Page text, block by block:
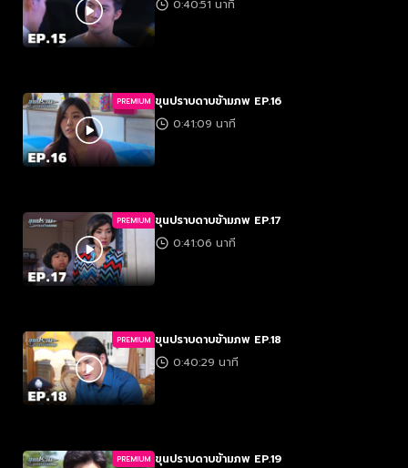
0:40:51 นาที
PREMIUM ขุนปราบดาบข้ามภพ EP.16
0:41:09 นาที
PREMIUM ขุนปราบดาบข้ามภพ EP.17
0:41:06 นาที
PREMIUM ขุนปราบดาบข้ามภพ EP.18
0:40:29 นาที
PREMIUM ขุนปราบดาบข้ามภพ EP.19